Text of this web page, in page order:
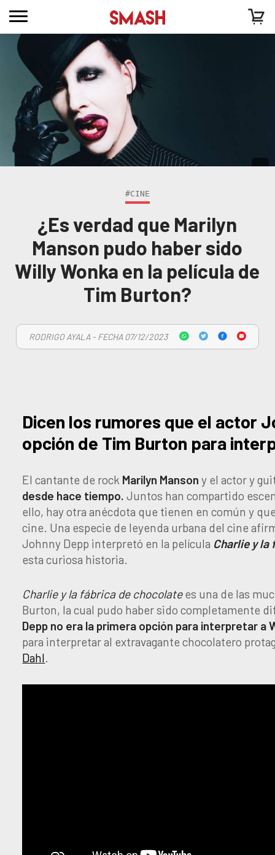
#CINE
¿Es verdad que Marilyn
Manson pudo haber sido
Willy Wonka en la película de
Tim Burton?
RODRIGO AYALA - FECHA 07/12/2023
Dicen los rumores que el actor
opción de Tim Burton para
El cantante de rock Marilyn Manson y el actor y
desde hace tiempo. Juntos han compartido
ello, hay otra anécdota que tienen en común y
cine. Una especie de leyenda urbana del cine
Johnny Depp interpretó en la película Charlie y
esta curiosa historia.
Charlie y la fábrica de chocolatees una de las
Burton, la cual pudo haber sido completamente
Depp no era la primera opción para interpretar a
para interpretar al extravagante chocolatero
Dahl.